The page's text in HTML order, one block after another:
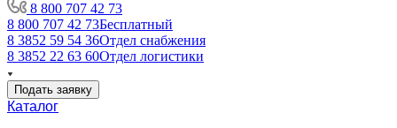
8 800 707 42 73
8 800 707 42 73Бесплатный
8 3852 59 54 36Отдел снабжения
8 3852 22 63 60Отдел логистики
Подать заявку
Каталог